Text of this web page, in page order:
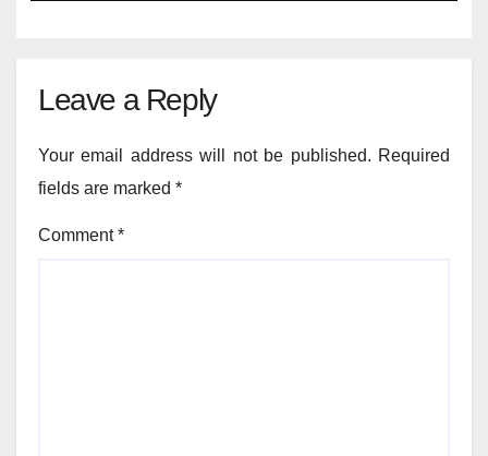
Leave a Reply
Your email address will not be published. Required
fields are marked *
Comment*